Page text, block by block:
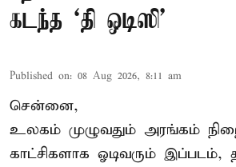
கடந்த ‘தி ஒடிஸி’
Published on: 08 Aug 2026, 8:11 am
சென்னை,
உலகம் முழுவதும் அரங்கம்
காட்சிகளாக ஓடிவரும் இப்படம்,